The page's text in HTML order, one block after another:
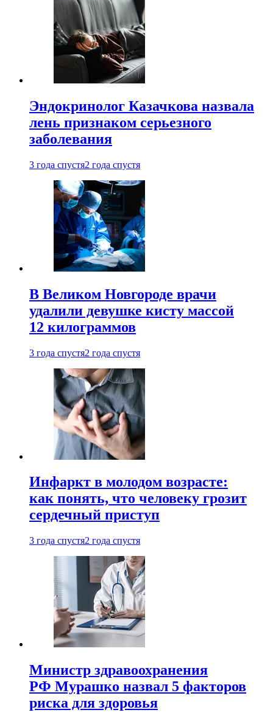
Эндокринолог Казачкова назвала
лень признаком серьезного
заболевания
3 года спустя2 года спустя
В Великом Новгороде врачи
удалили девушке кисту массой
12 килограммов
3 года спустя2 года спустя
Инфаркт в молодом возрасте:
как понять, что человеку грозит
сердечный приступ
3 года спустя2 года спустя
Министр здравоохранения
РФ Мурашко назвал 5 факторов
риска для здоровья